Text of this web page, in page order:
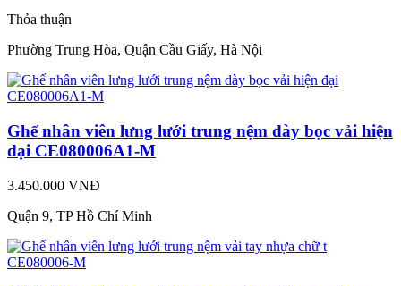
Thỏa thuận
Phường Trung Hòa, Quận Cầu Giấy, Hà Nội
Ghế nhân viên lưng lưới trung nệm dày bọc vải hiện
đại CE080006A1-M
3.450.000 VNĐ
Quận 9, TP Hồ Chí Minh